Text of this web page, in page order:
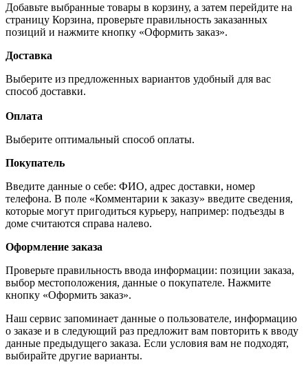
Добавьте выбранные товары в корзину, а затем перейдите на
страницу Корзина, проверьте правильность заказанных
позиций и нажмите кнопку «Оформить заказ».
Доставка
Выберите из предложенных вариантов удобный для вас
способ доставки.
Оплата
Выберите оптимальный способ оплаты.
Покупатель
Введите данные о себе: ФИО, адрес доставки, номер
телефона. В поле «Комментарии к заказу» введите сведения,
которые могут пригодиться курьеру, например: подъезды в
доме считаются справа налево.
Оформление заказа
Проверьте правильность ввода информации: позиции заказа,
выбор местоположения, данные о покупателе. Нажмите
кнопку «Оформить заказ».
Наш сервис запоминает данные о пользователе, информацию
о заказе и в следующий раз предложит вам повторить к вводу
данные предыдущего заказа. Если условия вам не подходят,
выбирайте другие варианты.